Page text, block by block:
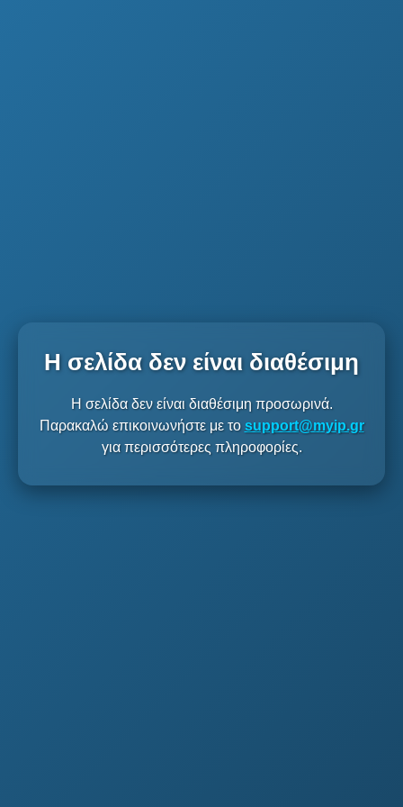
Η σελίδα δεν είναι διαθέσιμη
Η σελίδα δεν είναι διαθέσιμη προσωρινά.
Παρακαλώ επικοινωνήστε με το support@myip.gr
για περισσότερες πληροφορίες.